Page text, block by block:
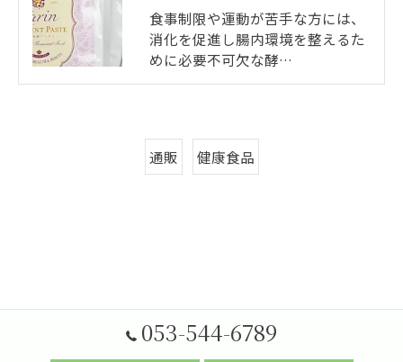
食事制限や運動が苦手な方には、
消化を促進し腸内環境を整えるた
めに必要不可欠な酵…
通販 健康食品
053-544-6789